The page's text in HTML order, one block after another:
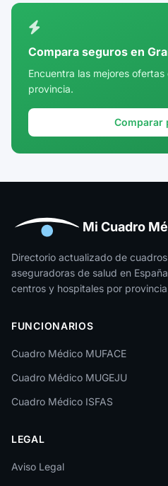
Córdoba
Cuenca
Girona
Huesca
Jaén
La Rioja
León
Lleida
Lugo
Málaga
Melilla
Compara seguros en
Encuentra las mejores
provincia.
Comparar
Mi Cuadro
Directorio actualizado de
aseguradoras de salud en
centros y hospitales por
FUNCIONARIOS
Cuadro Médico MUFACE
Cuadro Médico MUGEJU
Cuadro Médico ISFAS
LEGAL
Aviso Legal